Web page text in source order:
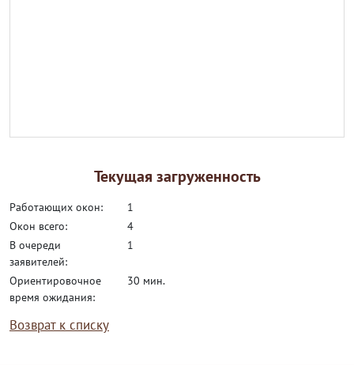
Текущая загруженность
работающих окон:
1
окон всего:
4
в очереди
заявителей:
1
ориентировочное
время ожидания:
30 мин.
Возврат к списку